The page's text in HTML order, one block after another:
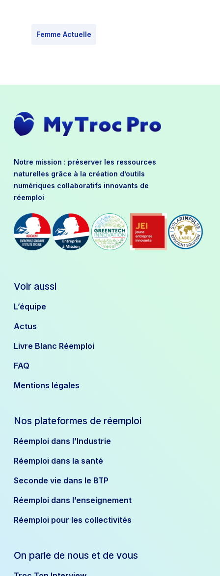
Femme Actuelle
Notre mission : préserver les ressources
naturelles grâce à la création d’outils
numériques collaboratifs innovants de
réemploi
Voir aussi
L’équipe
Actus
Livre Blanc Réemploi
FAQ
Mentions légales
Nos plateformes de réemploi
Réemploi dans l’Industrie
Réemploi dans la santé
Seconde vie dans le BTP
Réemploi dans l’enseignement
Réemploi pour les collectivités
On parle de nous et de vous